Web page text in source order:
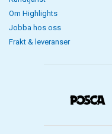
Om Highlights
Jobba hos oss
Frakt & leveranser